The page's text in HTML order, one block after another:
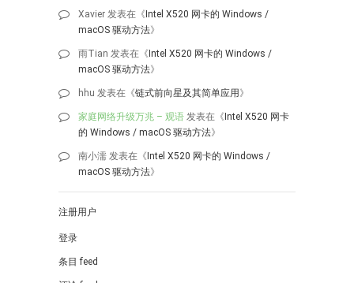
Xavier 发表在《 Intel X520 网卡的 Windows /
macOS 驱动方法》
雨Tian 发表在《 Intel X520 网卡的 Windows /
macOS 驱动方法》
hhu 发表在《链式前向星及其简单应用 》
家庭网络升级万兆 – 观语 发表在《 Intel X520 网卡
的 Windows / macOS 驱动方法》
南小濡 发表在《 Intel X520 网卡的 Windows /
macOS 驱动方法》
注册用户
登录
条目 feed